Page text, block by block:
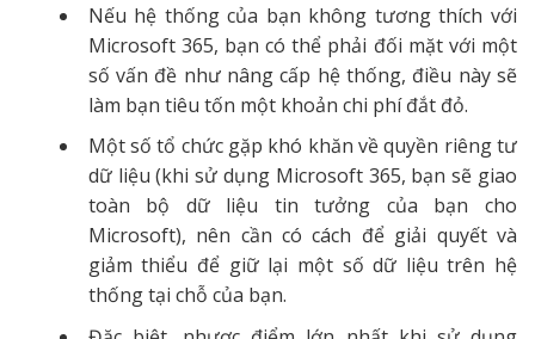
Nếu hệ thống của bạn không tương thích với
Microsoft 365, bạn có thể phải đối mặt với một
số vấn đề như nâng cấp hệ thống, điều này sẽ
làm bạn tiêu tốn một khoản chi phí đắt đỏ.
Một số tổ chức gặp khó khăn về quyền riêng tư
dữ liệu (khi sử dụng Microsoft 365, bạn sẽ giao
toàn bộ dữ liệu tin tưởng của bạn cho
Microsoft), nên cần có cách để giải quyết và
giảm thiểu để giữ lại một số dữ liệu trên hệ
thống tại chỗ của bạn.